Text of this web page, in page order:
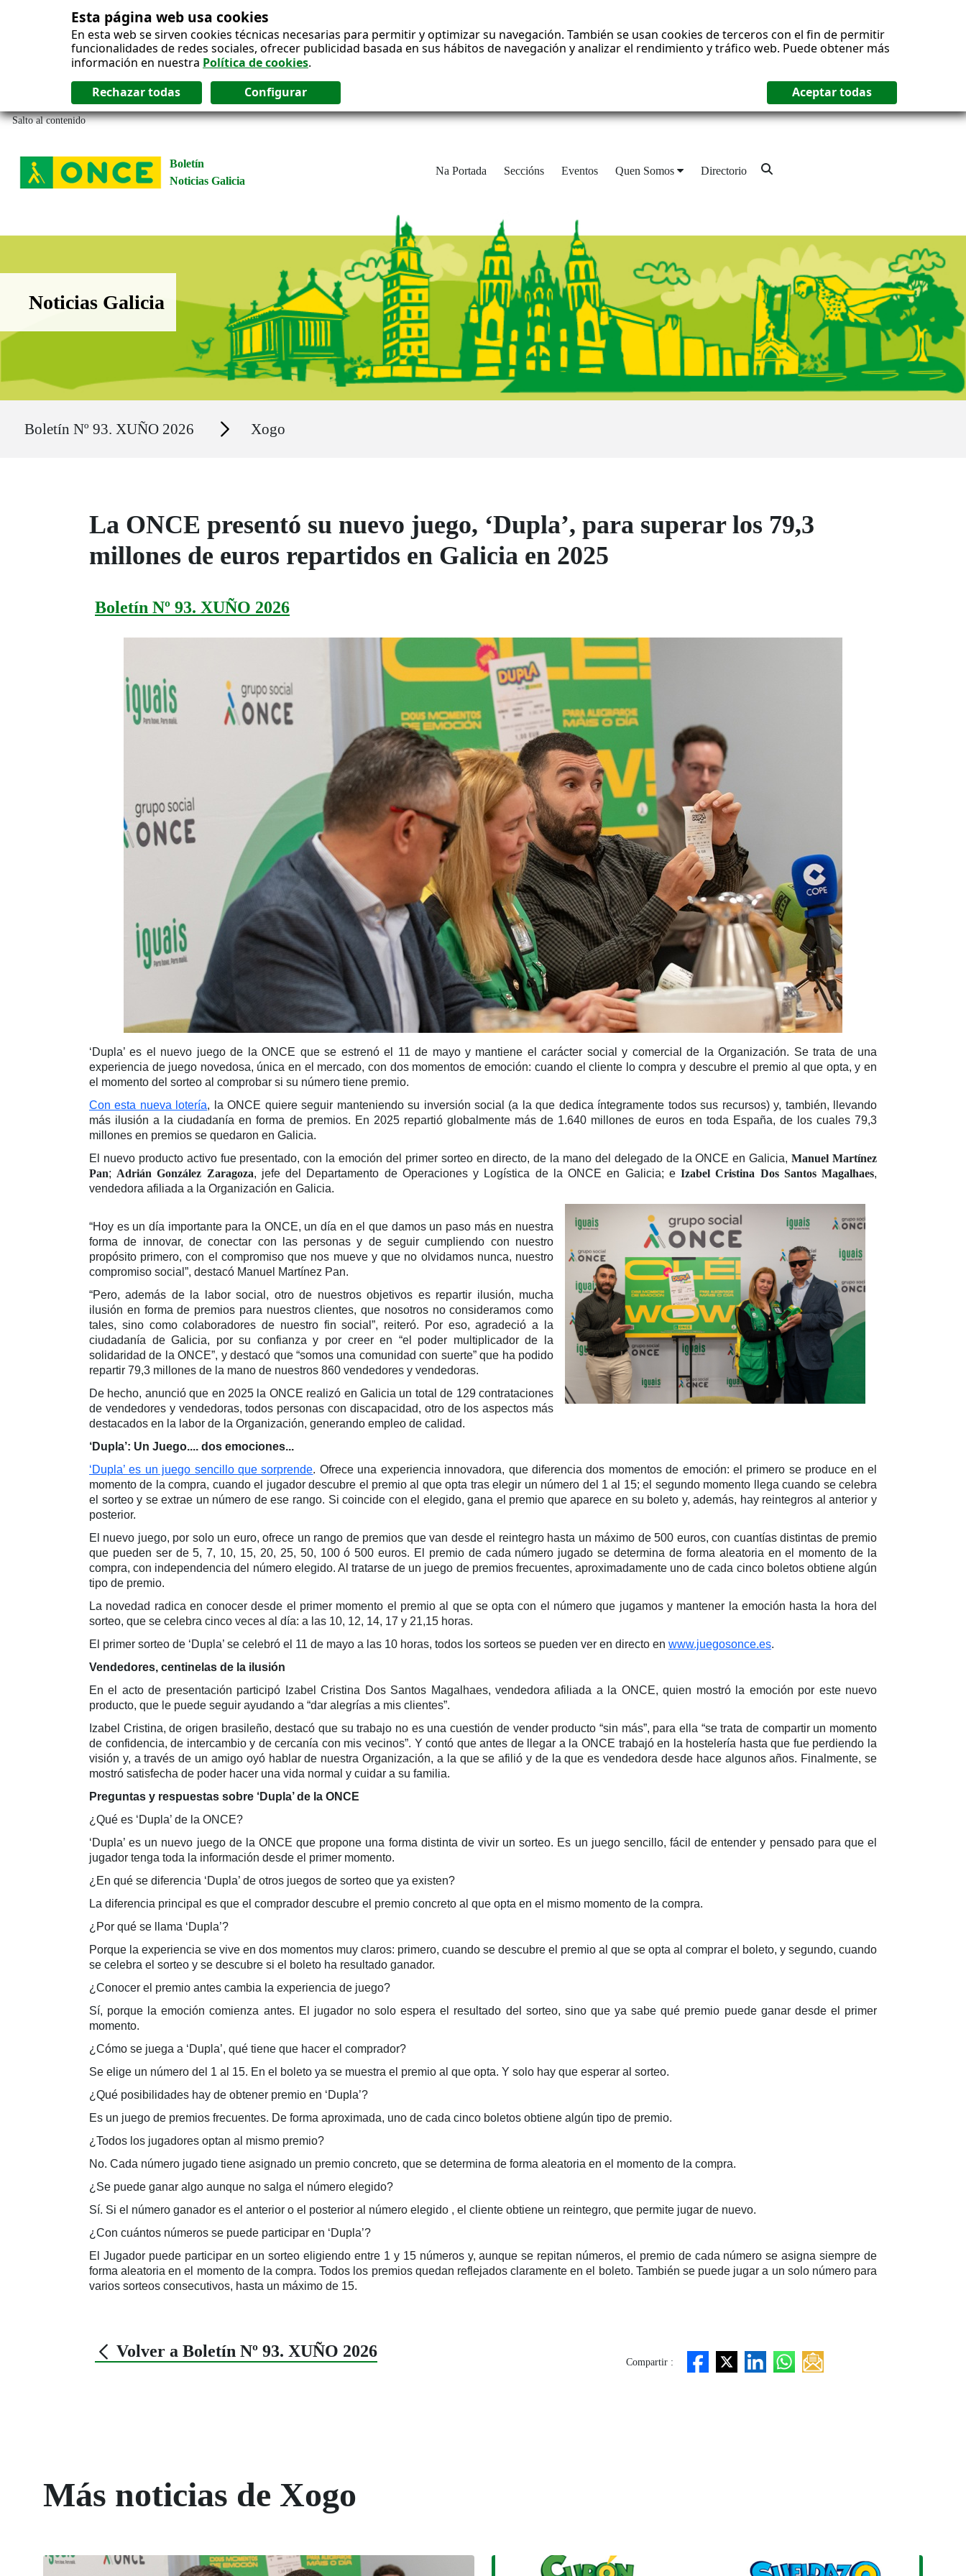
Esta página web usa cookies
En esta web se sirven cookies técnicas necesarias para permitir y optimizar su navegación. También se usan cookies de terceros con el fin de permitir
funcionalidades de redes sociales, ofrecer publicidad basada en sus hábitos de navegación y analizar el rendimiento y tráfico web. Puede obtener más
información en nuestra Política de cookies.
Salto al contenido
Boletín
Noticias Galicia
Na Portada Seccións Eventos Quen Somos Directorio
Boletín Noticias Galicia
Noticias Galicia
Boletín Nº 93. XUÑO 2026 Secciones Xogo
La ONCE presentó su nuevo juego, ‘Dupla’, para superar los 79,3
millones de euros repartidos en Galicia en 2025
Boletín Nº 93. XUÑO 2026
‘Dupla’ es el nuevo juego de la ONCE que se estrenó el 11 de mayo y mantiene el carácter social y comercial de la Organización. Se trata de una
experiencia de juego novedosa, única en el mercado, con dos momentos de emoción: cuando el cliente lo compra y descubre el premio al que opta, y en
el momento del sorteo al comprobar si su número tiene premio.
Con esta nueva lotería, la ONCE quiere seguir manteniendo su inversión social (a la que dedica íntegramente todos sus recursos) y, también, llevando
más ilusión a la ciudadanía en forma de premios. En 2025 repartió globalmente más de 1.640 millones de euros en toda España, de los cuales 79,3
millones en premios se quedaron en Galicia.
El nuevo producto activo fue presentado, con la emoción del primer sorteo en directo, de la mano del delegado de la ONCE en Galicia,Manuel Martínez
Pan; Adrián González Zaragoza, jefe del Departamento de Operaciones y Logística de la ONCE en Galicia; eIzabel Cristina Dos Santos Magalhaes,
vendedora afiliada a la Organización en Galicia.
“Hoy es un día importante para la ONCE, un día en el que damos un paso más en nuestra
forma de innovar, de conectar con las personas y de seguir cumpliendo con nuestro
propósito primero, con el compromiso que nos mueve y que no olvidamos nunca, nuestro
compromiso social”, destacó Manuel Martínez Pan.
“Pero, además de la labor social, otro de nuestros objetivos es repartir ilusión, mucha
ilusión en forma de premios para nuestros clientes, que nosotros no consideramos como
tales, sino como colaboradores de nuestro fin social”, reiteró. Por eso, agradeció a la
ciudadanía de Galicia, por su confianza y por creer en “el poder multiplicador de la
solidaridad de la ONCE”, y destacó que “somos una comunidad con suerte” que ha podido
repartir 79,3 millones de la mano de nuestros 860 vendedores y vendedoras.
De hecho, anunció que en 2025 la ONCE realizó en Galicia un total de 129 contrataciones
de vendedores y vendedoras, todos personas con discapacidad, otro de los aspectos más
destacados en la labor de la Organización, generando empleo de calidad.
‘Dupla’: Un Juego.... dos emociones...
‘Dupla’ es un juego sencillo que sorprende. Ofrece una experiencia innovadora, que diferencia dos momentos de emoción: el primero se produce en el
momento de la compra, cuando el jugador descubre el premio al que opta tras elegir un número del 1 al 15; el segundo momento llega cuando se celebra
el sorteo y se extrae un número de ese rango. Si coincide con el elegido, gana el premio que aparece en su boleto y, además, hay reintegros al anterior y
posterior.
El nuevo juego, por solo un euro, ofrece un rango de premios que van desde el reintegro hasta un máximo de 500 euros, con cuantías distintas de premio
que pueden ser de 5, 7, 10, 15, 20, 25, 50, 100 ó 500 euros. El premio de cada número jugado se determina de forma aleatoria en el momento de la
compra, con independencia del número elegido. Al tratarse de un juego de premios frecuentes, aproximadamente uno de cada cinco boletos obtiene algún
tipo de premio.
La novedad radica en conocer desde el primer momento el premio al que se opta con el número que jugamos y mantener la emoción hasta la hora del
sorteo, que se celebra cinco veces al día: a las 10, 12, 14, 17 y 21,15 horas.
El primer sorteo de ‘Dupla’ se celebró el 11 de mayo a las 10 horas, todos los sorteos se pueden ver en directo en www.juegosonce.es.
Vendedores, centinelas de la ilusión
En el acto de presentación participó Izabel Cristina Dos Santos Magalhaes, vendedora afiliada a la ONCE, quien mostró la emoción por este nuevo
producto, que le puede seguir ayudando a “dar alegrías a mis clientes”.
Izabel Cristina, de origen brasileño, destacó que su trabajo no es una cuestión de vender producto “sin más”, para ella “se trata de compartir un momento
de confidencia, de intercambio y de cercanía con mis vecinos”. Y contó que antes de llegar a la ONCE trabajó en la hostelería hasta que fue perdiendo la
visión y, a través de un amigo oyó hablar de nuestra Organización, a la que se afilió y de la que es vendedora desde hace algunos años. Finalmente, se
mostró satisfecha de poder hacer una vida normal y cuidar a su familia.
Preguntas y respuestas sobre ‘Dupla’ de la ONCE
¿Qué es ‘Dupla’ de la ONCE?
‘Dupla’ es un nuevo juego de la ONCE que propone una forma distinta de vivir un sorteo. Es un juego sencillo, fácil de entender y pensado para que el
jugador tenga toda la información desde el primer momento.
¿En qué se diferencia ‘Dupla’ de otros juegos de sorteo que ya existen?
La diferencia principal es que el comprador descubre el premio concreto al que opta en el mismo momento de la compra.
¿Por qué se llama ‘Dupla’?
Porque la experiencia se vive en dos momentos muy claros: primero, cuando se descubre el premio al que se opta al comprar el boleto, y segundo, cuando
se celebra el sorteo y se descubre si el boleto ha resultado ganador.
¿Conocer el premio antes cambia la experiencia de juego?
Sí, porque la emoción comienza antes. El jugador no solo espera el resultado del sorteo, sino que ya sabe qué premio puede ganar desde el primer
momento.
¿Cómo se juega a ‘Dupla’, qué tiene que hacer el comprador?
Se elige un número del 1 al 15. En el boleto ya se muestra el premio al que opta. Y solo hay que esperar al sorteo.
¿Qué posibilidades hay de obtener premio en ‘Dupla’?
Es un juego de premios frecuentes. De forma aproximada, uno de cada cinco boletos obtiene algún tipo de premio.
¿Todos los jugadores optan al mismo premio?
No. Cada número jugado tiene asignado un premio concreto, que se determina de forma aleatoria en el momento de la compra.
¿Se puede ganar algo aunque no salga el número elegido?
Sí. Si el número ganador es el anterior o el posterior al número elegido , el cliente obtiene un reintegro, que permite jugar de nuevo.
¿Con cuántos números se puede participar en ‘Dupla’?
El Jugador puede participar en un sorteo eligiendo entre 1 y 15 números y, aunque se repitan números, el premio de cada número se asigna siempre de
forma aleatoria en el momento de la compra. Todos los premios quedan reflejados claramente en el boleto. También se puede jugar a un solo número para
varios sorteos consecutivos, hasta un máximo de 15.
Volver a Boletín Nº 93. XUÑO 2026
Compartir :
Más noticias de Xogo